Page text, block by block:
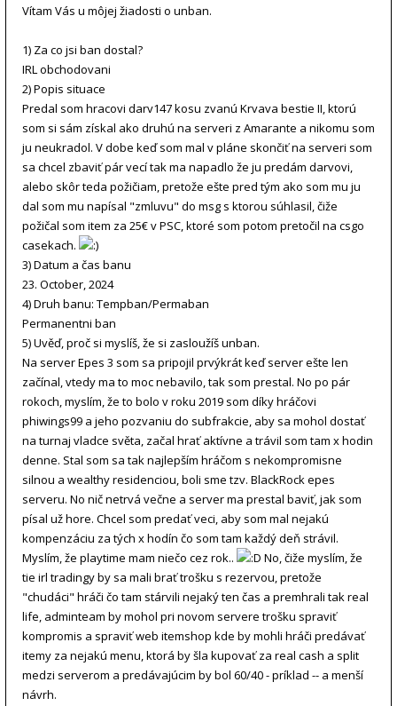
Vítam Vás u môjej žiadosti o unban.
1) Za co jsi ban dostal?
IRL obchodovani
2) Popis situace
Predal som hracovi darv147 kosu zvanú Krvava bestie II, ktorú
som si sám získal ako druhú na serveri z Amarante a nikomu som
ju neukradol. V dobe keď som mal v pláne skončiť na serveri som
sa chcel zbaviť pár vecí tak ma napadlo že ju predám darvovi,
alebo skôr teda požičiam, pretože ešte pred tým ako som mu ju
dal som mu napísal "zmluvu" do msg s ktorou súhlasil, čiže
požičal som item za 25€ v PSC, ktoré som potom pretočil na csgo
casekach.
3) Datum a čas banu
23. October, 2024
4) Druh banu: Tempban/Permaban
Permanentni ban
5) Uvěď, proč si myslíš, že si zasloužíš unban.
Na server Epes 3 som sa pripojil prvýkrát keď server ešte len
začínal, vtedy ma to moc nebavilo, tak som prestal. No po pár
rokoch, myslím, že to bolo v roku 2019 som díky hráčovi
phiwings99 a jeho pozvaniu do subfrakcie, aby sa mohol dostať
na turnaj vladce světa, začal hrať aktívne a trávil som tam x hodin
denne. Stal som sa tak najlepším hráčom s nekompromisne
silnou a wealthy residenciou, boli sme tzv. BlackRock epes
serveru. No nič netrvá večne a server ma prestal baviť, jak som
písal už hore. Chcel som predať veci, aby som mal nejakú
kompenzáciu za tých x hodín čo som tam každý deň strávil.
Myslím, že playtime mam niečo cez rok..
No, čiže myslím, že
tie irl tradingy by sa mali brať trošku s rezervou, pretože
"chudáci" hráči čo tam stárvili nejaký ten čas a premhrali tak real
life, adminteam by mohol pri novom servere trošku spraviť
kompromis a spraviť web itemshop kde by mohli hráči predávať
itemy za nejakú menu, ktorá by šla kupovať za real cash a split
medzi serverom a predávajúcim by bol 60/40 - príklad -- a menší
návrh.